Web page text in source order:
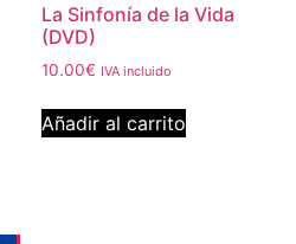
La Sinfonía de la Vida
(DVD)
10.00€ IVA incluido
Añadir al carrito